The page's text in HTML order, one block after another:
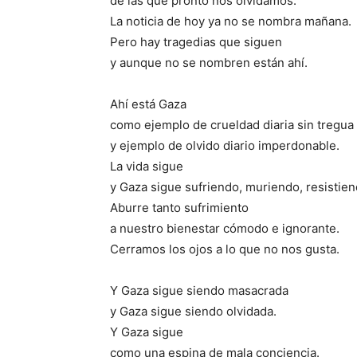
La noticia de hoy ya no se nombra mañana.
Pero hay tragedias que siguen
y aunque no se nombren están ahí.
Ahí está Gaza
como ejemplo de crueldad diaria sin tregua
y ejemplo de olvido diario imperdonable.
La vida sigue
y Gaza sigue sufriendo, muriendo,
Aburre tanto sufrimiento
a nuestro bienestar cómodo e ignorante.
Cerramos los ojos a lo que no nos gusta.
Y Gaza sigue siendo masacrada
y Gaza sigue siendo olvidada.
Y Gaza sigue
como una espina de mala conciencia.